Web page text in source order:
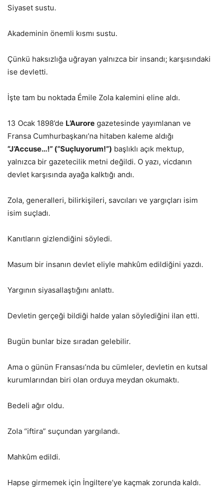
Siyaset sustu.
Akademinin önemli kısmı sustu.
Çünkü haksızlığa uğrayan yalnızca bir insandı; karşısındaki
ise devletti.
İşte tam bu noktada Émile Zola kalemini eline aldı.
13 Ocak 1898’de L’Aurore gazetesinde yayımlanan ve
Fransa Cumhurbaşkanı’na hitaben kaleme aldığı
“J’Accuse…!” (“Suçluyorum!”) başlıklı açık mektup,
yalnızca bir gazetecilik metni değildi. O yazı, vicdanın
devlet karşısında ayağa kalktığı andı.
Zola, generalleri, bilirkişileri, savcıları ve yargıçları isim
isim suçladı.
Kanıtların gizlendiğini söyledi.
Masum bir insanın devlet eliyle mahkûm edildiğini yazdı.
Yargının siyasallaştığını anlattı.
Devletin gerçeği bildiği halde yalan söylediğini ilan etti.
Bugün bunlar bize sıradan gelebilir.
Ama o günün Fransası’nda bu cümleler, devletin en kutsal
kurumlarından biri olan orduya meydan okumaktı.
Bedeli ağır oldu.
Zola “iftira” suçundan yargılandı.
Mahkûm edildi.
Hapse girmemek için İngiltere’ye kaçmak zorunda kaldı.